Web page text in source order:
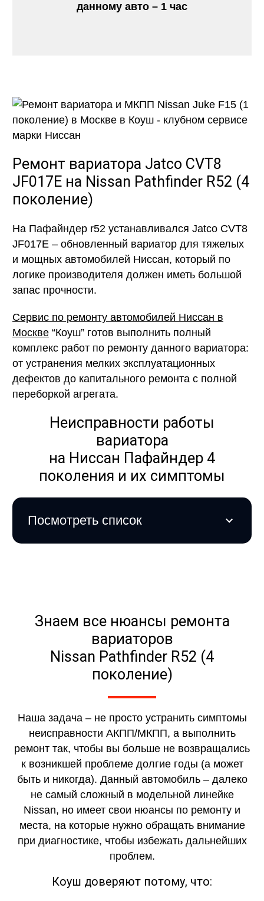
данному авто – 1 час
Ремонт вариатора Jatco CVT8
JF017E на Nissan Pathfinder R52 (4
поколение)
На Пафайндер r52 устанавливался Jatco CVT8
JF017E – обновленный вариатор для тяжелых
и мощных автомобилей Ниссан, который по
логике производителя должен иметь большой
запас прочности.
Сервис по ремонту автомобилей Ниссан в
Москве“Коуш” готов выполнить полный
комплекс работ по ремонту данного вариатора:
от устранения мелких эксплуатационных
дефектов до капитального ремонта с полной
переборкой агрегата.
Неисправности работы
вариатора
на Ниссан Пафайндер 4
поколения и их симптомы
Посмотреть список
Знаем все нюансы ремонта
вариаторов
Nissan Pathfinder R52 (4
поколение)
Наша задача – не просто устранить симптомы
неисправности АКПП/МКПП, а выполнить
ремонт так, чтобы вы больше не возвращались
к возникшей проблеме долгие годы (а может
быть и никогда). Данный автомобиль – далеко
не самый сложный в модельной линейке
Nissan, но имеет свои нюансы по ремонту и
места, на которые нужно обращать внимание
при диагностике, чтобы избежать дальнейших
проблем.
Коуш доверяют потому, что: